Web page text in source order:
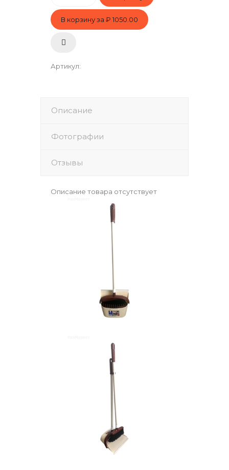
В корзину за ₽ 1050.00
Артикул:
Описание
Фотографии
Отзывы
Описание товара отсутствует